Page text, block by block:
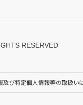
RESERVED
及び特定個人情報等の取扱い